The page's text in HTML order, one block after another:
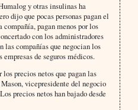
y otras insulinas ha
dijo que pocas personas pagan el
pagan menos por los
con los administradores
las compañías que negocian los
de seguros médicos.
precios netos que pagan las
vicepresidente del negocio
precios netos han bajado desde